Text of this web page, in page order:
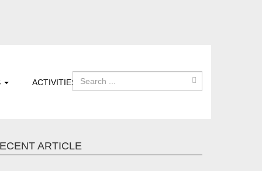
ACTIVITIES
ARTICLE